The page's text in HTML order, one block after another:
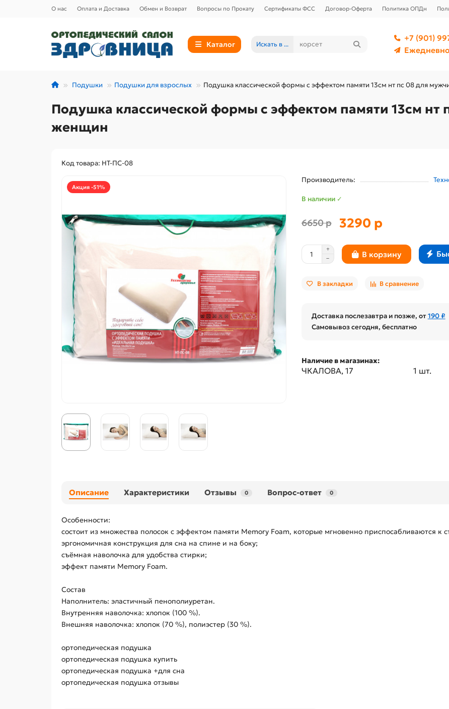
О нас Оплата и Доставка Обмен и Возврат Вопросы по Прокату Сертификаты ФСС Договор-Оферта Политика ОПДн
Каталог Искать в ...
+7 (901)
Подушки Подушки для взрослых Подушка классической формы с эффектом памяти 13см нт пс 08 для
Подушка классической формы с эффектом памяти 13см нт
женщин
Код товара: НТ-ПС-08
Акция -51%
Производитель:
В наличии ✓
6650 р 3290 р
В корзину
В закладки В сравнение
Доставка послезавтра и позже, от190 ₽
Самовывоз сегодня, бесплатно
Наличие в магазинах:
ЧКАЛОВА, 17 1 шт.
Описание Характеристики Отзывы 0 Вопрос-ответ 0
Особенности:
состоит из множества полосок с эффектом памяти Memory Foam, которые мгновенно приспосабливаются к
эргономичная конструкция для сна на спине и на боку;
съёмная наволочка для удобства стирки;
эффект памяти Memory Foam.
Состав
Наполнитель: эластичный пенополиуретан.
Внутренняя наволочка: хлопок (100 %).
Внешняя наволочка: хлопок (70 %), полиэстер (30 %).
ортопедическая подушка
ортопедическая подушка купить
ортопедическая подушка +для сна
ортопедическая подушка отзывы